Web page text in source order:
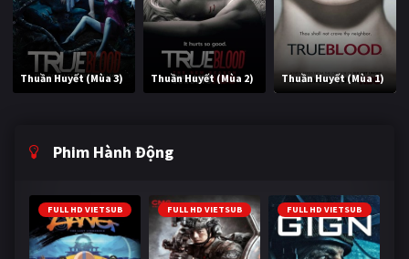
Thuần Huyết (Mùa 3) Thuần Huyết (Mùa 2) Thuần Huyết (Mùa 1)
Phim Hành Động
FULL HD VIETSUB FULL HD VIETSUB FULL HD VIETSUB